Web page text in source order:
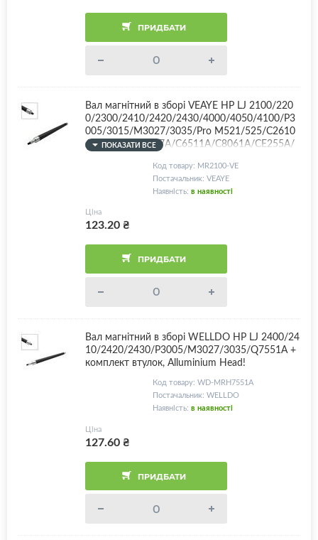
ПРИДБАТИ
Вал магнітний в зборі VEAYE HP LJ 2100/220
0/2300/2410/2420/2430/4000/4050/4100/P3
005/3015/M3027/3035/Pro M521/525/C2610
A/C4096A/C4127A/C6511A/C8061A/CE255A/
CE255X + комплект втулок
ПОКАЗАТИ ВСЕ
Код товару: MR2100-VE
Постачальник: VEAYE
Наявність: в наявності
Ціна
123.20₴
ПРИДБАТИ
Вал магнітний в зборі WELLDO HP LJ 2400/24
10/2420/2430/P3005/M3027/3035/Q7551A +
комплект втулок, Alluminium Head!
Код товару: WD-MRH7551A
Постачальник: WELLDO
Наявність: в наявності
Ціна
127.60₴
ПРИДБАТИ